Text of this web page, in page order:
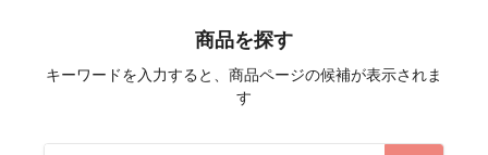
商品を探す
キーワードを入力すると、商品ページの候補が表示されま
す